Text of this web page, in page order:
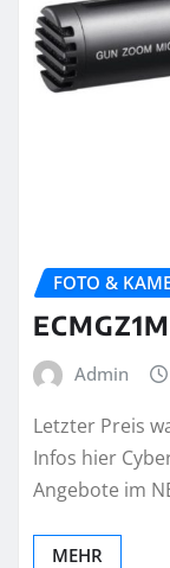
FOTO &
Admin
Letzter Preis
Infos hier
Angebote im
MEHR